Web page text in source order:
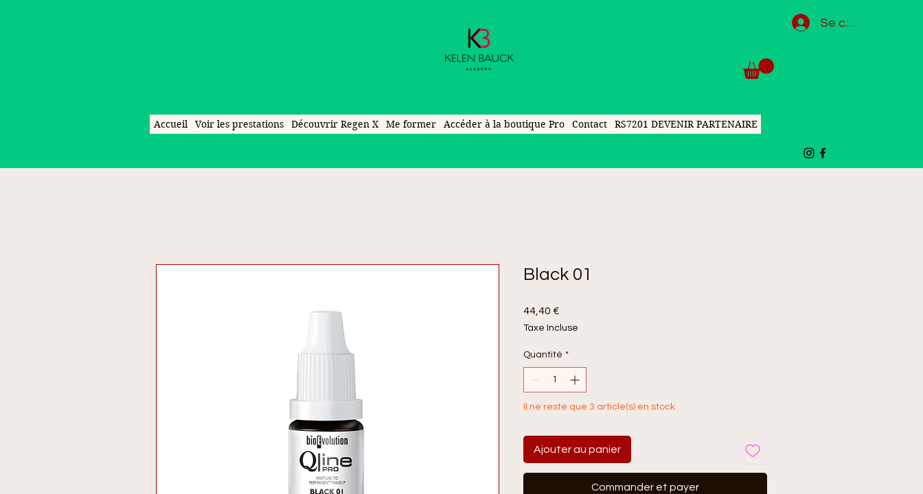
Se connecter
Accueil Voir les prestations Découvrir Regen X Me former Accéder à la boutique Pro Contact RS7201 DEVENIR PARTENAIRE
Black 01
44,40 €
Taxe Incluse
Quantité *
Il ne reste que 3 article(s) en stock
Ajouter au panier
Commander et payer